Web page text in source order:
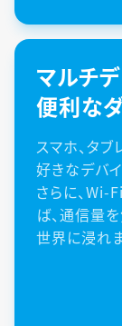
マルチ
便利な
スマホ、タ
好きなデバ
さらに、Wi-
ば、通信量
世界に浸れま